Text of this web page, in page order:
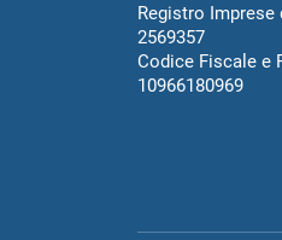
Registro Imprese
2569357
Codice Fiscale e
10966180969